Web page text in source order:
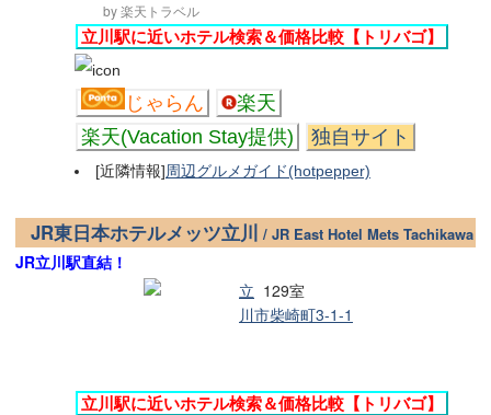
by 楽天トラベル
立川駅に近いホテル検索＆価格比較【トリバゴ】
じゃらん
楽天
楽天(Vacation Stay提供)
独自サイト
[近隣情報]周辺グルメガイド(hotpepper)
JR東日本ホテルメッツ立川 / JR East Hotel Mets Tachikawa
JR立川駅直結！
129室
立
川市柴崎町3-1-1
立川駅に近いホテル検索＆価格比較【トリバゴ】